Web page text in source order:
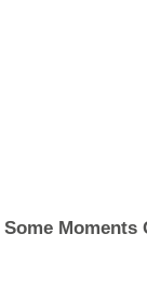
Some